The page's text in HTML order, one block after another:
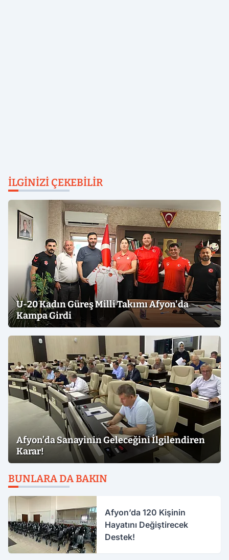
İLGINIZI ÇEKEBILIR
U-20 Kadın Güreş Milli Takımı Afyon'da
Kampa Girdi
Afyon’da Sanayinin Geleceğini İlgilendiren
Karar!
BUNLARA DA BAKIN
Afyon’da 120 Kişinin
Hayatını Değiştirecek
Destek!